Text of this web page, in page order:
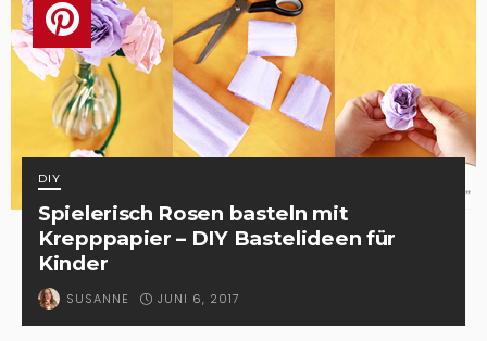
DIY
Spielerisch Rosen basteln mit
Krepppapier – DIY Bastelideen für
Kinder
SUSANNE JUNI 6, 2017